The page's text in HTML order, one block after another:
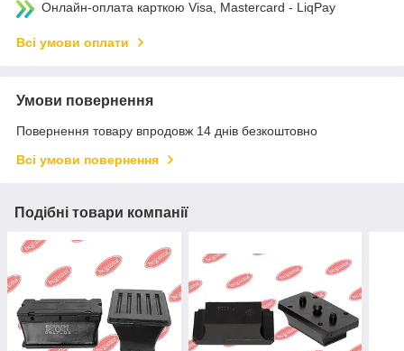
Онлайн-оплата карткою Visa, Mastercard - LiqPay
Всі умови оплати
Умови повернення
Повернення товару впродовж 14 днів безкоштовно
Всі умови повернення
Подібні товари компанії